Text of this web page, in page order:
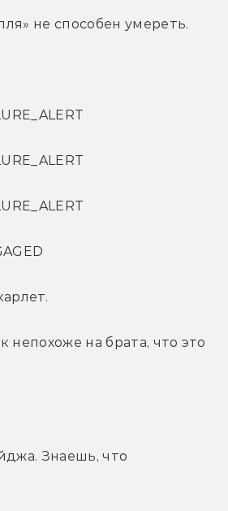
не способен умереть.
непохоже на брата, что это
Знаешь, что